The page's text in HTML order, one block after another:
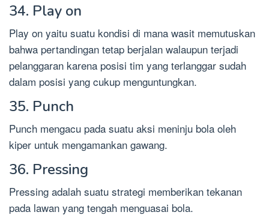
34. Play on
Play on yaitu suatu kondisi di mana wasit memutuskan
bahwa pertandingan tetap berjalan walaupun terjadi
pelanggaran karena posisi tim yang terlanggar sudah
dalam posisi yang cukup menguntungkan.
35. Punch
Punch mengacu pada suatu aksi meninju bola oleh
kiper untuk mengamankan gawang.
36. Pressing
Pressing adalah suatu strategi memberikan tekanan
pada lawan yang tengah menguasai bola.